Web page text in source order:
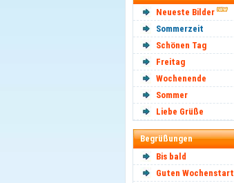
Neueste Bilder
Sommerzeit
Schönen Tag
Freitag
Wochenende
Sommer
Liebe Grüße
Begrüßungen
Bis bald
Guten Wochenstart